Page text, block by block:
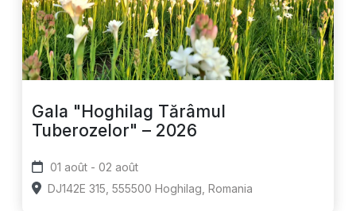
Gala "Hoghilag Tărâmul
Tuberozelor" – 2026
01 août - 02 août
DJ142E 315, 555500 Hoghilag, Romania